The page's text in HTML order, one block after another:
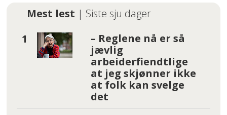
Mest lest | Siste sju dager
– Reglene nå er så
jævlig
arbeiderfiendtlige
at jeg skjønner ikke
at folk kan svelge
det